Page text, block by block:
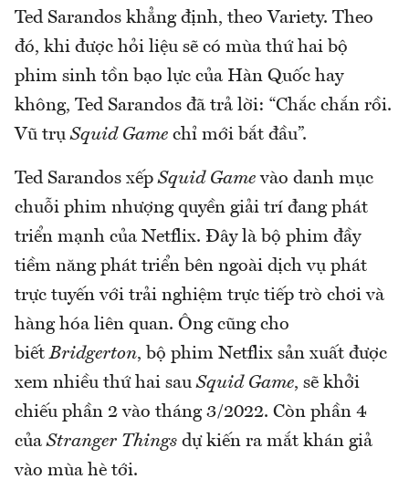
Ted Sarandos khẳng định, theo Variety. Theo
đó, khi được hỏi liệu sẽ có mùa thứ hai bộ
phim sinh tồn bạo lực của Hàn Quốc hay
không, Ted Sarandos đã trả lời: “Chắc chắn rồi.
Vũ trụSquid Game chỉ mới bắt đầu”.
Ted Sarandos xếpSquid Game vào danh mục
chuỗi phim nhượng quyền giải trí đang phát
triển mạnh của Netflix. Đây là bộ phim đầy
tiềm năng phát triển bên ngoài dịch vụ phát
trực tuyến với trải nghiệm trực tiếp trò chơi và
hàng hóa liên quan. Ông cũng cho
biếtBridgerton, bộ phim Netflix sản xuất được
xem nhiều thứ hai sauSquid Game, sẽ ​​khởi
chiếu phần 2 vào tháng 3/2022. Còn phần 4
củaStranger Things dự kiến ​​ra mắt khán giả
vào mùa hè tới.